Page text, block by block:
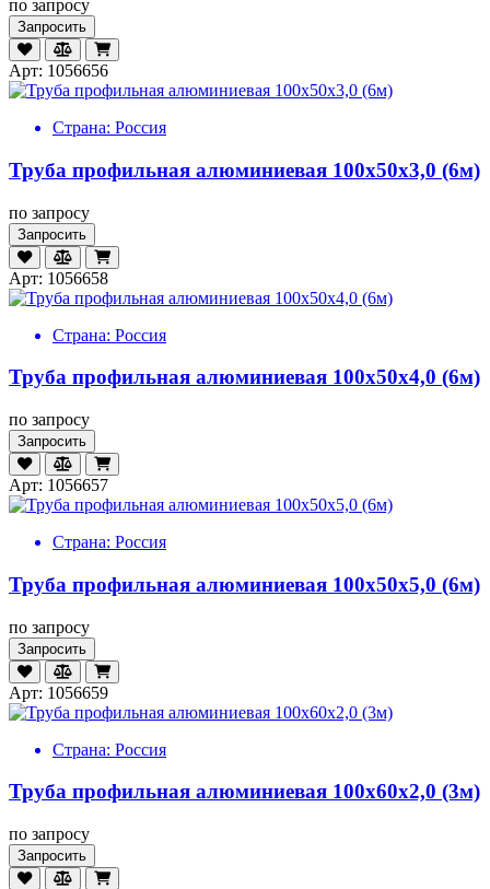
по запросу
Запросить
Арт: 1056656
Страна: Россия
Труба профильная алюминиевая 100х50х3,0 (6м)
по запросу
Запросить
Арт: 1056658
Страна: Россия
Труба профильная алюминиевая 100х50х4,0 (6м)
по запросу
Запросить
Арт: 1056657
Страна: Россия
Труба профильная алюминиевая 100х50х5,0 (6м)
по запросу
Запросить
Арт: 1056659
Страна: Россия
Труба профильная алюминиевая 100х60х2,0 (3м)
по запросу
Запросить